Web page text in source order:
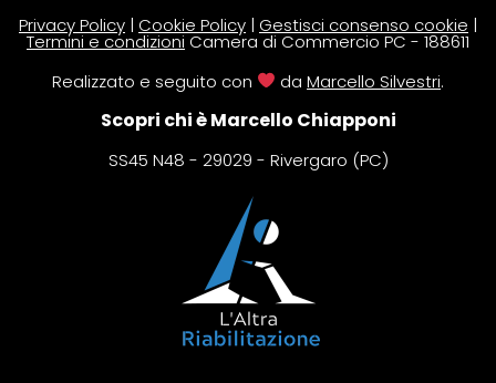
Privacy Policy | Cookie Policy | Gestisci consenso cookie |
Termini e condizioni Camera di Commercio PC - 188611
Realizzato e seguito con
daMarcello Silvestri.
Scopri chi è Marcello Chiapponi
SS45 N48 - 29029 - Rivergaro (PC)